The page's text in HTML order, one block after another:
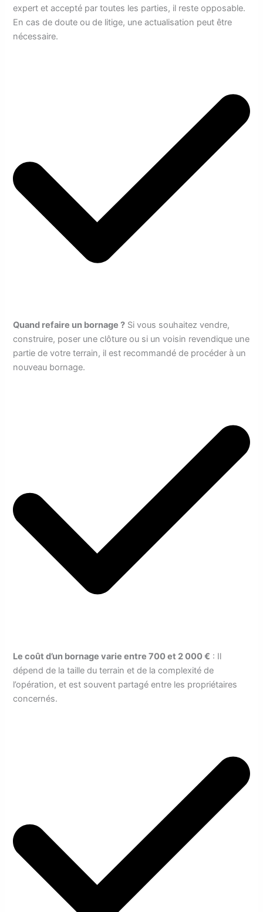
expert et accepté par toutes les parties, il reste opposable.
En cas de doute ou de litige, une actualisation peut être
nécessaire.
Quand refaire un bornage ? Si vous souhaitez vendre,
construire, poser une clôture ou si un voisin revendique une
partie de votre terrain, il est recommandé de procéder à un
nouveau bornage.
Le coût d’un bornage varie entre 700 et 2 000 € : Il
dépend de la taille du terrain et de la complexité de
l’opération, et est souvent partagé entre les propriétaires
concernés.